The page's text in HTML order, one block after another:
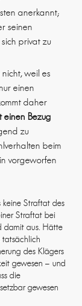
anerkannt;
seinen
privat zu
weil es
einen
daher
einen Bezug
zu
beim
vorgeworfen
keine Straftat des
Straftat bei
damit aus. Hätte
des Klägers
gewesen – und
die
gewesen